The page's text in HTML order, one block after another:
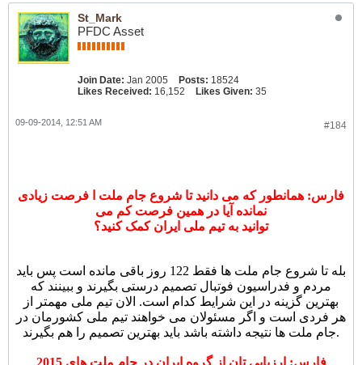
St_Mark
PFDC Asset
Join Date: Jan 2005 Posts: 18524
Likes Received: 16,152 Likes Given: 35
#184
09-09-2014, 12:51 AM
فارس: همانطور که می دانید تا شروع جام ملت ا فرصت زیادی
نمانده آیا در همین فرصت کم می
توانید به تیم ملی ایران کمک کنید؟
بله تا شروع جام ملت ها فقط 122 روز باقی مانده است پس باید
مردم و فدراسیون فوتبال تصمیم درستی بگیرند و ببینند که
بهترین گزینه در این شرایط کدام است. الان تیم ملی مهمتر از
هر فردی است و اگر مسئولان می خواهند تیم ملی کشورمان در
جام ملت ها نتیجه داشته باشد باید بهترین تصمیم را هم بگیرند.
فارس: ارزیابی تان از گروه ایران در جام ملت های 2015